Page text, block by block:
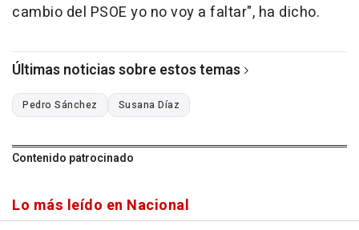
cambio del PSOE yo no voy a faltar", ha dicho.
Últimas noticias sobre estos temas
Pedro Sánchez Susana Díaz
Contenido patrocinado
Lo más leído en Nacional